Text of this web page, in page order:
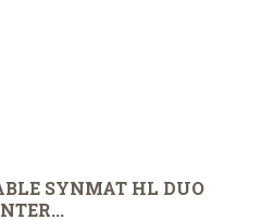
SYNMAT HL DUO